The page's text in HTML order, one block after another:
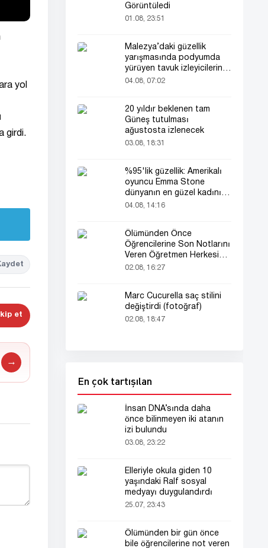
yol
girdi.
et
→
Görüntüledi
01.08, 23:51
Malezya’daki güzellik
yarışmasında podyumda
yürüyen tavuk izleyicilerin
ilgisini çekti
04.08, 07:02
20 yıldır beklenen tam
Güneş tutulması
ağustosta izlenecek
03.08, 18:31
%95'lik güzellik: Amerikalı
oyuncu Emma Stone
dünyanın en güzel kadını
seçildi!
04.08, 14:16
Ölümünden Önce
Öğrencilerine Son Notlarını
Veren Öğretmen Herkesi
Derinden Etkiledi
02.08, 16:27
Marc Cucurella saç stilini
değiştirdi (fotoğraf)
02.08, 18:47
En çok tartışılan
İnsan DNA’sında daha
önce bilinmeyen iki atanın
izi bulundu
03.08, 23:22
Elleriyle okula giden 10
yaşındaki Ralf sosyal
medyayı duygulandırdı
25.07, 23:43
Ölümünden bir gün önce
bile öğrencilerine not veren